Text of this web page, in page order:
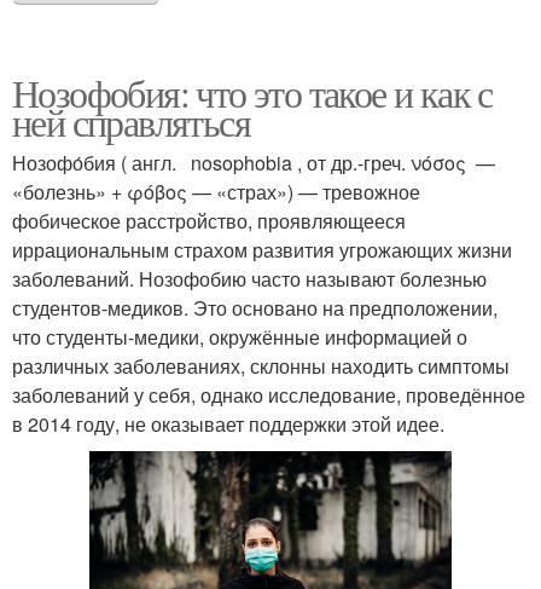
Нозофобия: что это такое и как с
ней справляться
Нозофо́бия ( англ. nosophobia , от др.-греч. νόσος —
«болезнь» + φόβος — «страх») — тревожное
фобическое расстройство, проявляющееся
иррациональным страхом развития угрожающих жизни
заболеваний. Нозофобию часто называют болезнью
студентов-медиков. Это основано на предположении,
что студенты-медики, окружённые информацией о
различных заболеваниях, склонны находить симптомы
заболеваний у себя, однако исследование, проведённое
в 2014 году, не оказывает поддержки этой идее.